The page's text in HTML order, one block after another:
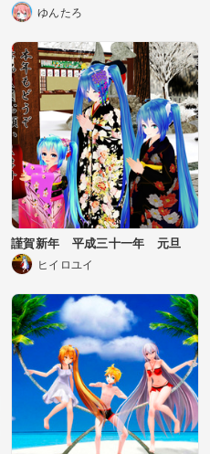
ゆんたろ
謹賀新年 平成三十一年 元旦
ヒイロユイ